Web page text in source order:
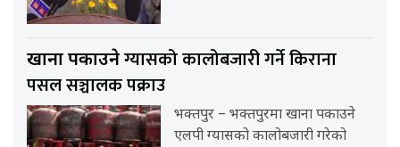
खाना पकाउनेग्यासको कालोबजारी गर्ने किराना
पसल सञ्चालक पक्राउ
भक्तपुर – भक्तपुरमा खाना पकाउने
एलपी ग्यासको कालोबजारी गरेको